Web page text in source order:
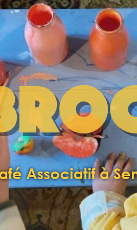
Associatif à